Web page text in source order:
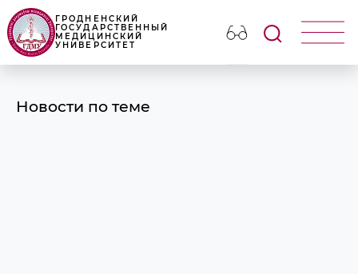
ГРОДНЕНСКИЙ
ГОСУДАРСТВЕННЫЙ
МЕДИЦИНСКИЙ
УНИВЕРСИТЕТ
Новости по теме